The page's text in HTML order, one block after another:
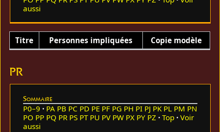
aussi
Titre Personnes impliquées Copie modèle
PR
Sommaire
P0–9 PA PB PC PD PE PF PG PH PI PJ PK PL PM PN
PO PP PQ PR PS PT PU PV PW PX PY PZ Top
Voir
aussi